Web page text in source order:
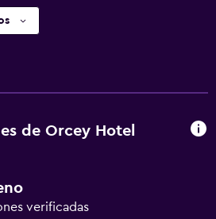
de Orcey Hotel
verificadas